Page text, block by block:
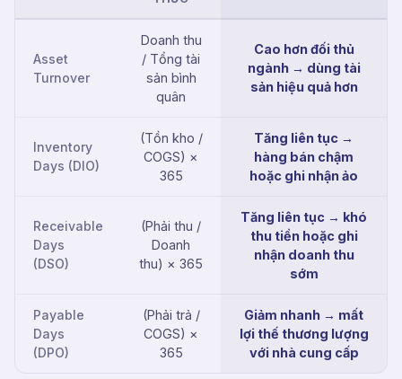
Asset
Turnover
Doanh thu
/ Tổng tài
sản bình
quân
Cao hơn đối thủ
ngành → dùng tài
sản hiệu quả hơn
Inventory
Days (DIO)
(Tồn kho /
COGS) ×
365
Tăng liên tục →
hàng bán chậm
hoặc ghi nhận ảo
Receivable
Days
(DSO)
(Phải thu /
Doanh
thu) × 365
Tăng liên tục → khó
thu tiền hoặc ghi
nhận doanh thu
sớm
Payable
Days
(DPO)
(Phải trả /
COGS) ×
365
Giảm nhanh → mất
lợi thế thương lượng
với nhà cung cấp